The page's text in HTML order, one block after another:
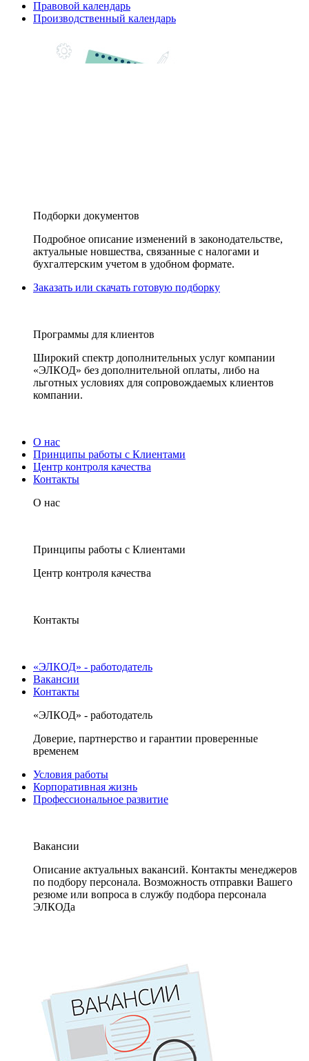
Правовой календарь
Производственный календарь
Подборки документов
Подробное описание изменений в законодательстве,
актуальные новшества, связанные с налогами и
бухгалтерским учетом в удобном формате.
Заказать или скачать готовую подборку
Программы для клиентов
Широкий спектр дополнительных услуг компании
«ЭЛКОД» без дополнительной оплаты, либо на
льготных условиях для сопровождаемых клиентов
компании.
О нас
Принципы работы с Клиентами
Центр контроля качества
Контакты
О нас
Принципы работы с Клиентами
Центр контроля качества
Контакты
«ЭЛКОД» - работодатель
Вакансии
Контакты
«ЭЛКОД» - работодатель
Доверие, партнерство и гарантии проверенные
временем
Условия работы
Корпоративная жизнь
Профессиональное развитие
Вакансии
Описание актуальных вакансий. Контакты менеджеров
по подбору персонала. Возможность отправки Вашего
резюме или вопроса в службу подбора персонала
ЭЛКОДа